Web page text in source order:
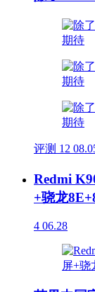
评测 12
Redmi
+骁龙
4 06.28